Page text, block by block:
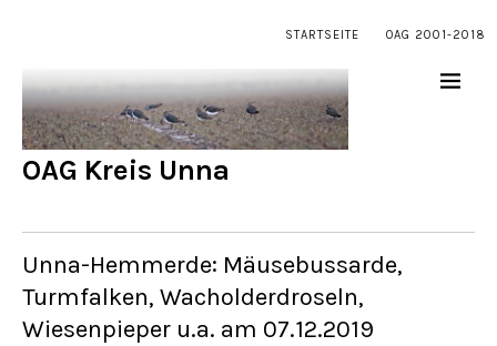
STARTSEITE OAG 2001-2018
OAG Kreis Unna
Unna-Hemmerde: Mäusebussarde,
Turmfalken, Wacholderdroseln,
Wiesenpieper u.a. am 07.12.2019